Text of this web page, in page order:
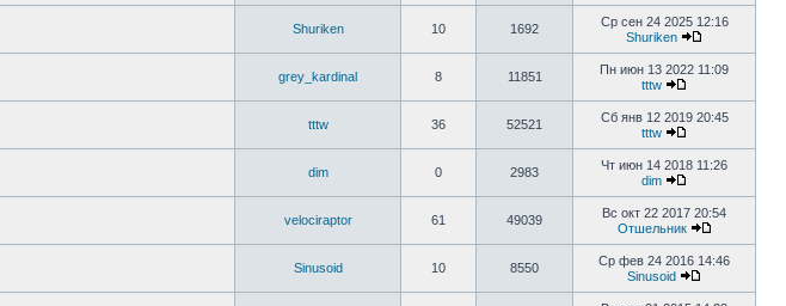
Shuriken 10 1692
Ср сен 24 2025 12:16
Shuriken
grey_kardinal 8 11851
Пн июн 13 2022 11:09
tttw
tttw 36 52521
Сб янв 12 2019 20:45
tttw
dim 0 2983
Чт июн 14 2018 11:26
dim
velociraptor 61 49039
Вс окт 22 2017 20:54
Отшельник
Sinusoid 10 8550
Ср фев 24 2016 14:46
Sinusoid